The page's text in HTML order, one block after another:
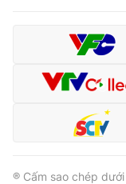
® Cấm sao chép